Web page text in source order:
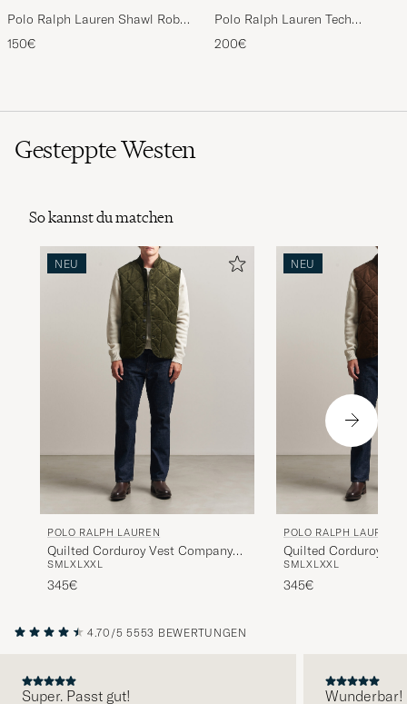
Polo Ralph Lauren Shawl Robe
Navy
150€
Polo Ralph Lauren Tech
Performance Full Zip Light
Sport Heather
200€
Gesteppte Westen
So kannst du matchen
NEU
POLO RALPH LAUREN
Quilted Corduroy Vest Company
Olive
SMLXLXXL
345€
NEU
POLO RALPH LAUREN
Quilted Corduroy
Brown
SMLXLXXL
345€
4.70/5 5553 BEWERTUNGEN
Super. Passt gut! Wunderbar!